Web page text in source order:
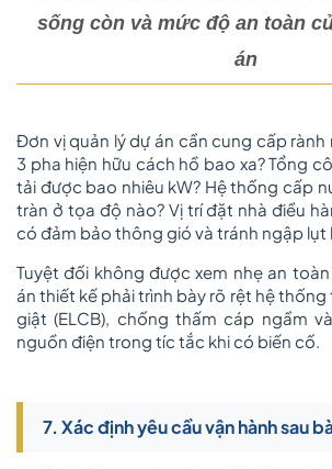
sống còn và mức độ an toàn
án
Đơn vị quản lý dự án cần cung cấp rành
3 pha hiện hữu cách hồ bao xa? Tổng
tải được bao nhiêu kW? Hệ thống cấp
tràn ở tọa độ nào? Vị trí đặt nhà điều
có đảm bảo thông gió và tránh ngập lụt
Tuyệt đối không được xem nhẹ an
án thiết kế phải trình bày rõ rệt hệ
giật (ELCB), chống thấm cáp ngầm
nguồn điện trong tíc tắc khi có biến cố.
7. Xác định yêu cầu vận hành sau